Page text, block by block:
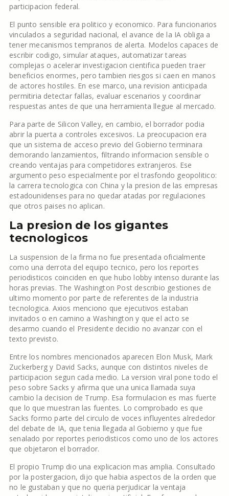
participacion federal.
El punto sensible era politico y economico. Para funcionarios
vinculados a seguridad nacional, el avance de la IA obliga a
tener mecanismos tempranos de alerta. Modelos capaces de
escribir codigo, simular ataques, automatizar tareas
complejas o acelerar investigacion cientifica pueden traer
beneficios enormes, pero tambien riesgos si caen en manos
de actores hostiles. En ese marco, una revision anticipada
permitiria detectar fallas, evaluar escenarios y coordinar
respuestas antes de que una herramienta llegue al mercado.
Para parte de Silicon Valley, en cambio, el borrador podia
abrir la puerta a controles excesivos. La preocupacion era
que un sistema de acceso previo del Gobierno terminara
demorando lanzamientos, filtrando informacion sensible o
creando ventajas para competidores extranjeros. Ese
argumento peso especialmente por el trasfondo geopolitico:
la carrera tecnologica con China y la presion de las empresas
estadounidenses para no quedar atadas por regulaciones
que otros paises no aplican.
La presion de los gigantes
tecnologicos
La suspension de la firma no fue presentada oficialmente
como una derrota del equipo tecnico, pero los reportes
periodisticos coinciden en que hubo lobby intenso durante las
horas previas. The Washington Post describio gestiones de
ultimo momento por parte de referentes de la industria
tecnologica. Axios menciono que ejecutivos estaban
invitados o en camino a Washington y que el acto se
desarmo cuando el Presidente decidio no avanzar con el
texto previsto.
Entre los nombres mencionados aparecen Elon Musk, Mark
Zuckerberg y David Sacks, aunque con distintos niveles de
participacion segun cada medio. La version viral pone todo el
peso sobre Sacks y afirma que una unica llamada suya
cambio la decision de Trump. Esa formulacion es mas fuerte
que lo que muestran las fuentes. Lo comprobado es que
Sacks formo parte del circulo de voces influyentes alrededor
del debate de IA, que tenia llegada al Gobierno y que fue
senalado por reportes periodisticos como uno de los actores
que objetaron el borrador.
El propio Trump dio una explicacion mas amplia. Consultado
por la postergacion, dijo que habia aspectos de la orden que
no le gustaban y que no queria perjudicar la ventaja